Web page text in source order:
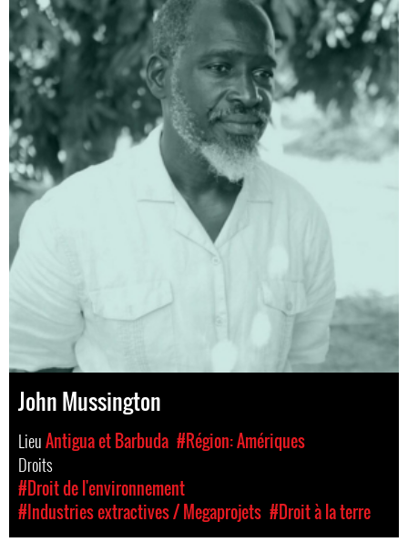
John Mussington
LieuAntigua et Barbuda #Région: Amériques
Droits
#Droit de l'environnement
#Industries extractives / Megaprojets #Droit à la terre